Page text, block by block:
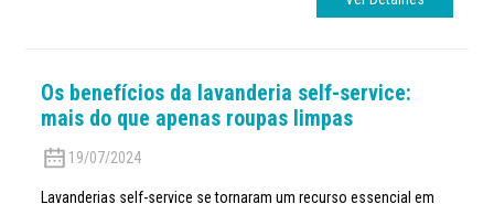
Os benefícios da lavanderia self-service:
mais do que apenas roupas limpas
19/07/2024
Lavanderias self-service se tornaram um recurso essencial em